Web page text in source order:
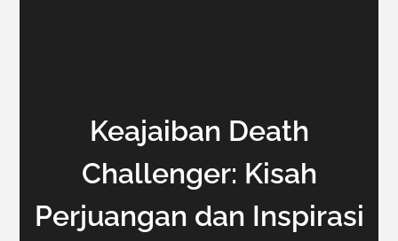
Keajaiban Death
Challenger: Kisah
Perjuangan dan Inspirasi